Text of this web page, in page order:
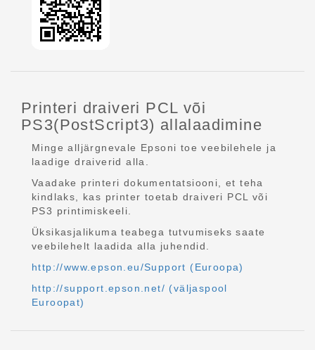
Printeri draiveri PCL või
PS3(PostScript3) allalaadimine
Minge alljärgnevale Epsoni toe veebilehele ja
laadige draiverid alla.
Vaadake printeri dokumentatsiooni, et teha
kindlaks, kas printer toetab draiveri PCL või
PS3 printimiskeeli.
Üksikasjalikuma teabega tutvumiseks saate
veebilehelt laadida alla juhendid.
http://www.epson.eu/Support (Euroopa)
http://support.epson.net/ (väljaspool
Euroopat)